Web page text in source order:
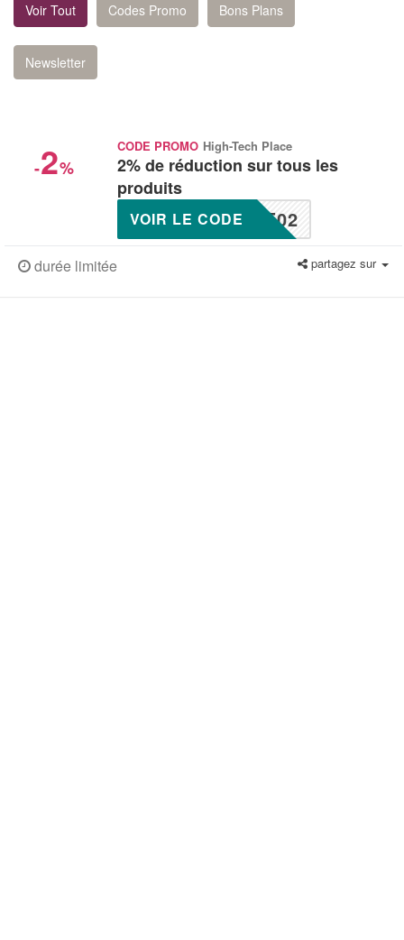
Voir Tout Codes Promo Bons Plans
Newsletter
-2%
CODE PROMO High-Tech Place
2% de réduction sur tous les
produits
E02
VOIR LE CODE
durée limitée partagez sur